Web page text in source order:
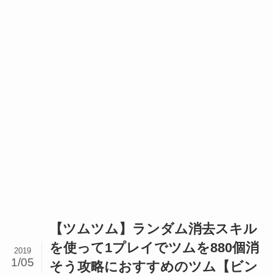
【ツムツム】ランダム消去スキル
を使って1プレイでツムを880個消
そう攻略におすすめのツム【ビン
2019
1/05